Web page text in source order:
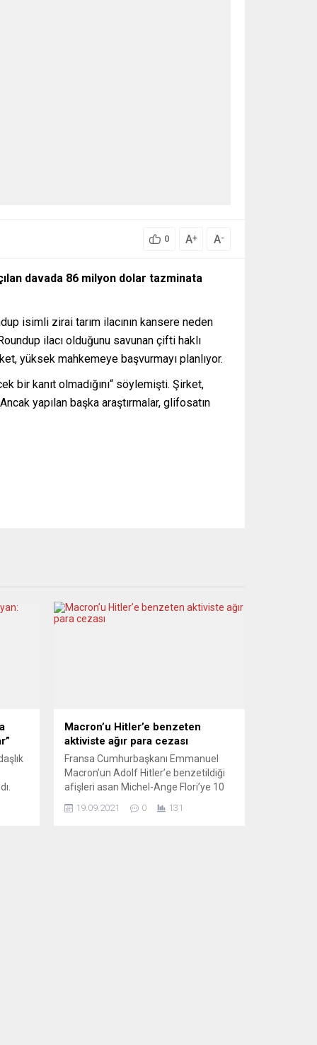
0 A+ A-
davada 86 milyon dolar tazminata
isimli zirai tarım ilacının kansere neden
ilacı olduğunu savunan çifti haklı
yüksek mahkemeye başvurmayı planlıyor.
bir kanıt olmadığını“ söylemişti. Şirket,
yapılan başka araştırmalar, glifosatın
Macron’u Hitler’e benzeten
aktiviste ağır para cezası
Fransa Cumhurbaşkanı Emmanuel
Macron’un Adolf Hitler’e benzetildiği
afişleri asan Michel-Ange Flori’ye 10
Cumhurbaşkanı’nın suç duyurusu
19.09.2021 0 131